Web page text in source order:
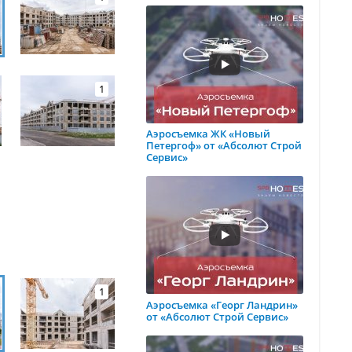
1
1
Аэросъемка ЖК «Новый
Петергоф» от «Абсолют Строй
Сервис»
Аэросъемка «Георг Ландрин»
от «Абсолют Строй Сервис»